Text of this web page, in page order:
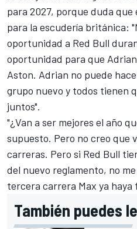
para 2027, porque duda
para la escudería británica:
oportunidad a Red Bull
oportunidad para que
Aston. Adrian no puede
grupo nuevo y todos tienen
juntos".
"¿Van a ser mejores el año
supuesto. Pero no creo que
carreras. Pero si Red Bull
del nuevo reglamento, no
tercera carrera Max ya
También puedes